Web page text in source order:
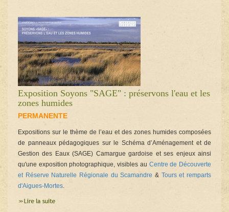
Exposition Soyons "SAGE" : préservons l'eau et les
zones humides
PERMANENTE
Expositions sur le thème de l’eau et des zones humides composées
de panneaux pédagogiques sur le Schéma d’Aménagement et de
Gestion des Eaux (SAGE) Camargue gardoise et ses enjeux ainsi
qu'une exposition photographique, visibles au Centre de Découverte
et Réserve Naturelle Régionale du Scamandre & Tours et remparts
d'Aigues-Mortes